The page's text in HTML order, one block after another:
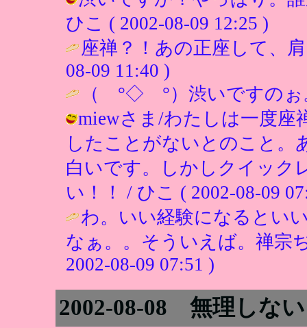
ひこ ( 2002-08-09 12:25 )
座禅？！あの正座して、
08-09 11:40 )
（ °◇ °）渋いですのぉ
miewさま/わたしは一度座
したことがないとのこと。
白いです。しかしクイック
い！！ / ひこ ( 2002-08-09
わ。いい経験になるとい
なぁ。。そういえば。禅宗
2002-08-09 07:51 )
2002-08-08 無理しな